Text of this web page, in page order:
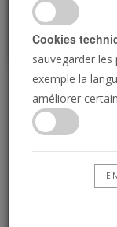
Des
Bible
27/06/2024 • 23
La vérité de
Cookies
sauvegarder
exemple la
améliorer